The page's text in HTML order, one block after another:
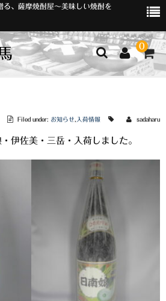
る、薩摩焼酎屋～美味しい焼酎を
0
Filed under: お知らせ 入荷情報 sadaharu
伊佐美・三岳・入荷しました。